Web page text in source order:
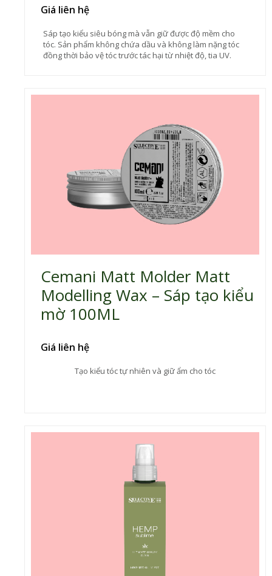
Giá liên hệ
Sáp tạo kiểu siêu bóng mà vẫn giữ được độ mềm cho
tóc. Sản phẩm không chứa dầu và không làm nặng tóc
đồng thời bảo vệ tóc trước tác hại từ nhiệt độ, tia UV.
Cemani Matt Molder Matt
Modelling Wax – Sáp tạo kiểu
mờ 100ML
Giá liên hệ
Tạo kiểu tóc tự nhiên và giữ ẩm cho tóc